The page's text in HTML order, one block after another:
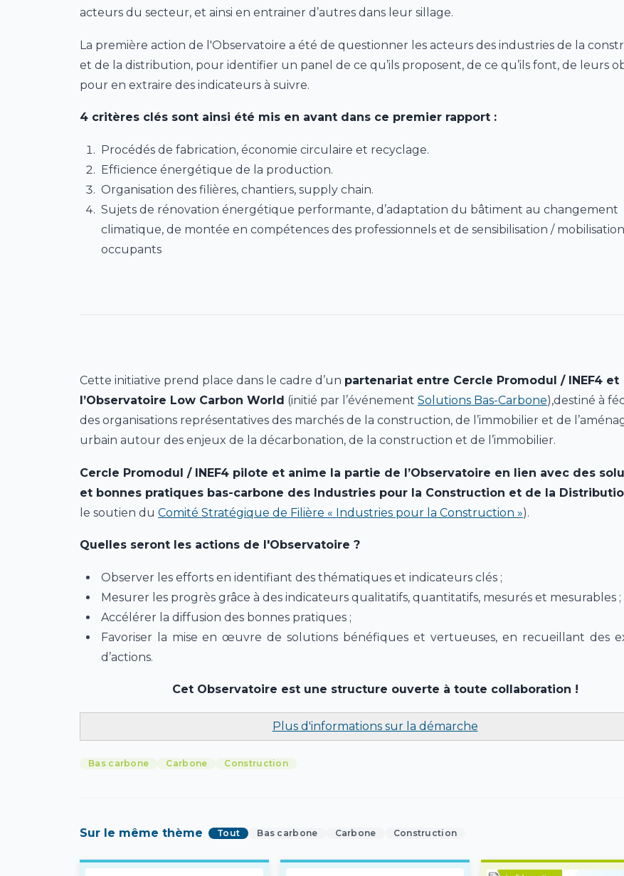
acteurs du secteur, et ainsi en entrainer d’autres dans leur sillage.
La première action de l'Observatoire a été de questionner les acteurs des industries de la
et de la distribution, pour identifier un panel de ce qu’ils proposent, de ce qu’ils font, de leurs
pour en extraire des indicateurs à suivre.
4 critères clés sont ainsi été mis en avant dans ce premier rapport :
Procédés de fabrication, économie circulaire et recyclage.
Efficience énergétique de la production.
Organisation des filières, chantiers, supply chain.
Sujets de rénovation énergétique performante, d’adaptation du bâtiment au changement
climatique, de montée en compétences des professionnels et de sensibilisation /
occupants
Cette initiative prend place dans le cadre d’un partenariat entre Cercle Promodul / INEF4 et
l’Observatoire Low Carbon World (initié par l’événement Solutions Bas-Carbone),destiné à
des organisations représentatives des marchés de la construction, de l’immobilier et de
urbain autour des enjeux de la décarbonation, de la construction et de l’immobilier.
Cercle Promodul / INEF4 pilote et anime la partie de l’Observatoire en lien avec des
et bonnes pratiques bas-carbone des Industries pour la Construction et de la
le soutien du Comité Stratégique de Filière « Industries pour la Construction »).
Quelles seront les actions de l'Observatoire ?
Observer les efforts en identifiant des thématiques et indicateurs clés ;
Mesurer les progrès grâce à des indicateurs qualitatifs, quantitatifs, mesurés et mesurables ;
Accélérer la diffusion des bonnes pratiques ;
Favoriser la mise en œuvre de solutions bénéfiques et vertueuses, en recueillant des
d’actions.
Cet Observatoire est une structure ouverte à toute collaboration !
Plus d'informations sur la démarche
Bas carbone Carbone Construction
Sur le même thème Tout Bas carbone Carbone Construction